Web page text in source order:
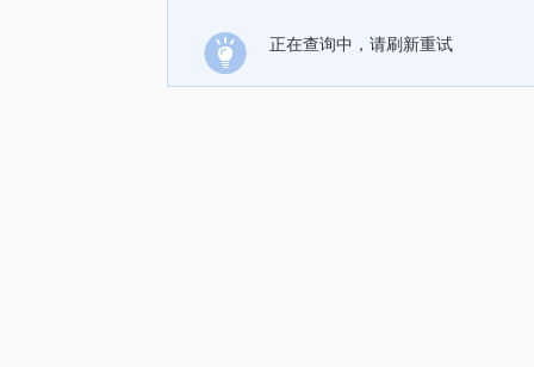
正在查询中，请刷新重试